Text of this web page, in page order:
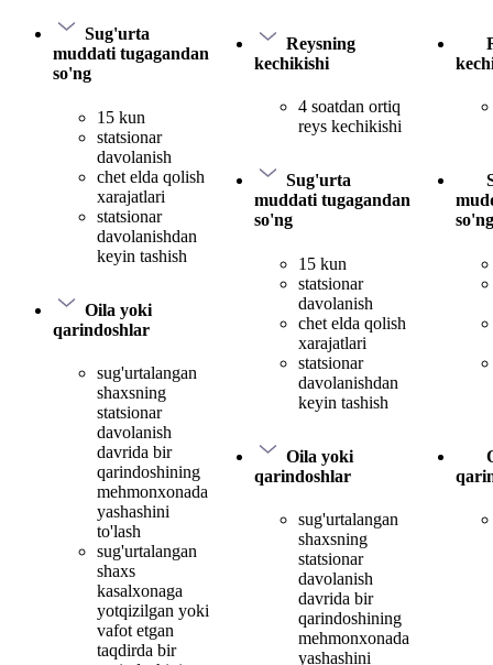
Sug'urta
muddati tugagandan
so'ng
15 kun
statsionar
davolanish
chet elda qolish
xarajatlari
statsionar
davolanishdan
keyin tashish
Oila yoki
qarindoshlar
sug'urtalangan
shaxsning
statsionar
davolanish
davrida bir
qarindoshining
mehmonxonada
yashashini
to'lash
sug'urtalangan
shaxs
kasalxonaga
yotqizilgan yoki
vafot etgan
taqdirda bir
Reysning
kechikishi
4 soatdan ortiq
reys kechikishi
Sug'urta
muddati tugagandan
so'ng
15 kun
statsionar
davolanish
chet elda qolish
xarajatlari
statsionar
davolanishdan
keyin tashish
Oila yoki
qarindoshlar
sug'urtalangan
shaxsning
statsionar
davolanish
davrida bir
qarindoshining
mehmonxonada
yashashini
so'ng